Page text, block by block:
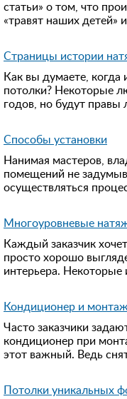
статьи» о том, что
«травят наших детей»
Страницы истории
Как вы думаете,
потолки? Некоторые
годов, но будут правы
Способы установки
Нанимая мастеров,
помещений не
осуществляться
Многоуровневые
Каждый заказчик
просто хорошо
интерьера. Некоторые
Кондиционер и
Часто заказчики
кондиционер при
этот важный. Ведь
Потолки уникальных